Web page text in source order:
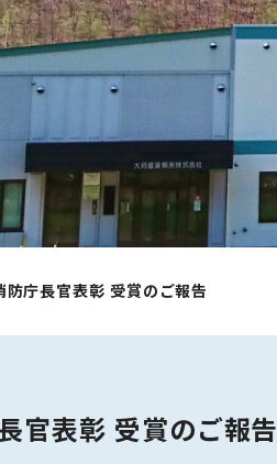
防庁長官表彰 受賞のご報告
官表彰 受賞のご報告